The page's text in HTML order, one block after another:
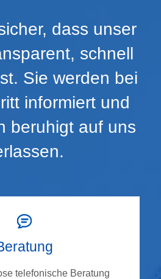
dass unser
schnell
Sie werden bei
informiert und
beruhigt auf uns
telefonische Beratung